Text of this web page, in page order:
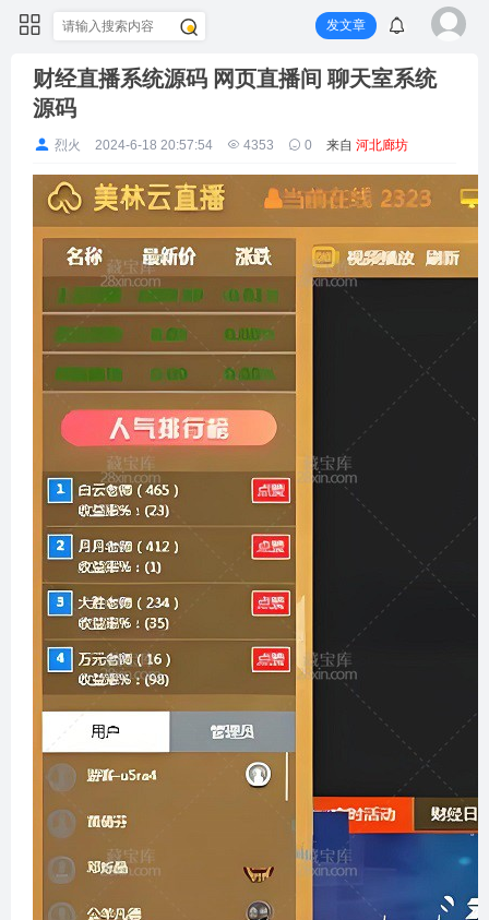
发文章
财经直播系统源码 网页直播间 聊天室系统
源码
烈火 2024-6-18 20:57:54 4353 0 来自 河北廊坊